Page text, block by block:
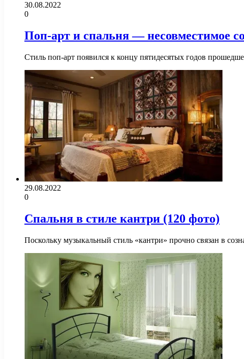
30.08.2022
0
Поп-арт и спальня — несовместимое
Стиль поп-арт появился к концу пятидесятых годов
29.08.2022
0
Спальня в стиле кантри (120 фото)
Поскольку музыкальный стиль «кантри» прочно связан в